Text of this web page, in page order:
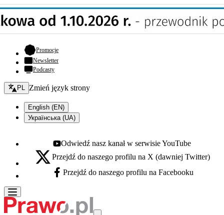
Promocje- otwiera się w nowej karcie
Newsletter
Podcasty
Zmień język - bieżący:
PL Zmień język strony
English (EN)
Українська (UA)
Youtube - otwiera się w nowej karcie
Odwiedź nasz kanał w serwisie YouTube
X - otwiera się w nowej karcie
Przejdź do naszego profilu na X (dawniej Twitter)
Facebook - otwiera się w nowej karcie
Przejdź do naszego profilu na Facebooku